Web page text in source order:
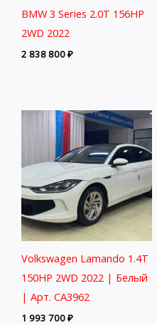
BMW 3 Series 2.0T 156HP
2WD 2022
2 838 800₽
Volkswagen Lamando 1.4T
150HP 2WD 2022 | Белый
| Арт. CA3962
1 993 700₽